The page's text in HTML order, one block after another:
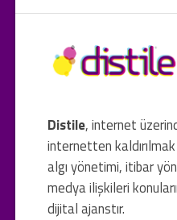
Distile, internet
internetten
algı yönetimi, itibar
medya ilişkileri
dijital ajanstır.